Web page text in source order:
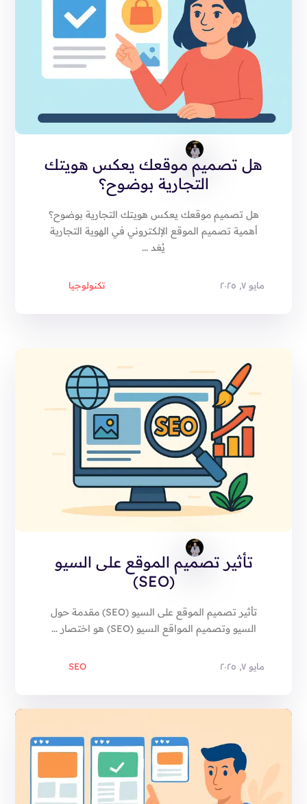
هل تصميم موقعك يعكس هويتك
التجارية بوضوح؟
تكنولوجيا مايو ٧, ٢٠٢٥
هل تصميم موقعك يعكس هويتك التجارية بوضوح؟
أهمية تصميم الموقع الإلكتروني في الهوية التجارية
يُعَد ...
تأثير تصميم الموقع على السيو
(SEO)
SEO مايو ٧, ٢٠٢٥
تأثير تصميم الموقع على السيو (SEO) مقدمة حول
السيو وتصميم المواقع السيو (SEO) هو اختصار ...